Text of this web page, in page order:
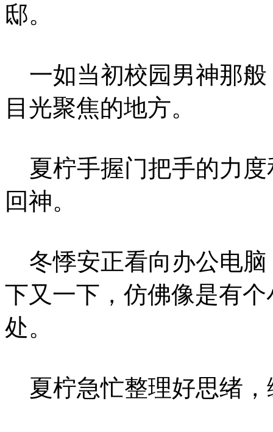
邸。
一如当初校园男神那般
目光聚焦的地方。
夏柠手握门把手的力度
回神。
冬悸安正看向办公电脑
下又一下，仿佛像是有
处。
夏柠急忙整理好思绪，